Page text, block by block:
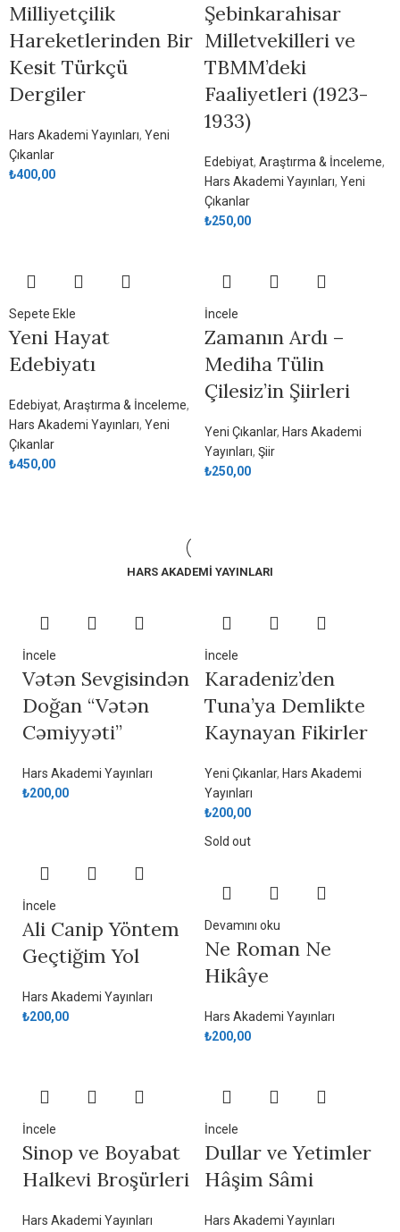
Milliyetçilik
Hareketlerinden Bir
Kesit Türkçü
Dergiler
Hars Akademi Yayınları,Yeni
Çıkanlar
₺400,00
Şebinkarahisar
Milletvekilleri ve
TBMM’deki
Faaliyetleri (1923-
1933)
Edebiyat, Araştırma & İnceleme,
Hars Akademi Yayınları, Yeni
Çıkanlar
₺250,00
Sepete Ekle
Yeni Hayat
Edebiyatı
Edebiyat,Araştırma & İnceleme,
Hars Akademi Yayınları,Yeni
Çıkanlar
₺450,00
İncele
Zamanın Ardı –
Mediha Tülin
Çilesiz’in Şiirleri
Yeni Çıkanlar, Hars Akademi
Yayınları, Şiir
₺250,00
HARS AKADEMİ YAYINLARI
İncele
Vətən Sevgisindən
Doğan “Vətən
Cəmiyyəti”
Hars Akademi Yayınları
₺200,00
İncele
Karadeniz’den
Tuna’ya Demlikte
Kaynayan Fikirler
Yeni Çıkanlar, Hars Akademi
Yayınları
₺200,00
İncele
Ali Canip Yöntem
Geçtiğim Yol
Hars Akademi Yayınları
₺200,00
Sold out
Devamını oku
Ne Roman Ne
Hikâye
Hars Akademi Yayınları
₺200,00
İncele
Sinop ve Boyabat
Halkevi Broşürleri
Hars Akademi Yayınları
İncele
Dullar ve Yetimler
Hâşim Sâmi
Hars Akademi Yayınları